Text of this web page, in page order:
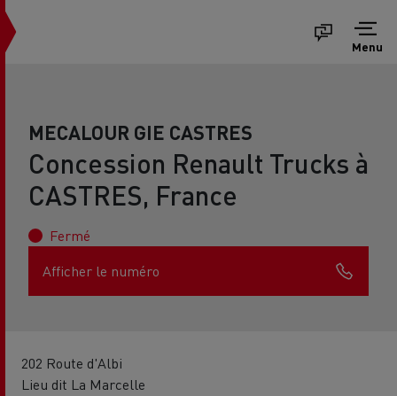
Menu
MECALOUR GIE CASTRES
Concession Renault Trucks à
CASTRES, France
Fermé
Afficher le numéro
202 Route d'Albi
Lieu dit La Marcelle